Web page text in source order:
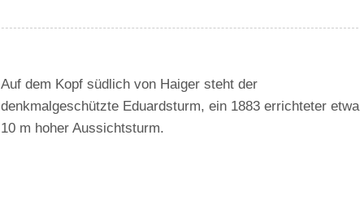
Auf dem Kopf südlich von Haiger steht der
denkmalgeschützte Eduardsturm, ein 1883 errichteter etwa
10 m hoher Aussichtsturm.